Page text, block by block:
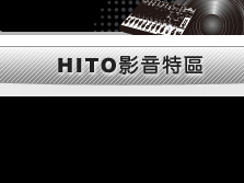
【HitFm正在進行】
(中部)